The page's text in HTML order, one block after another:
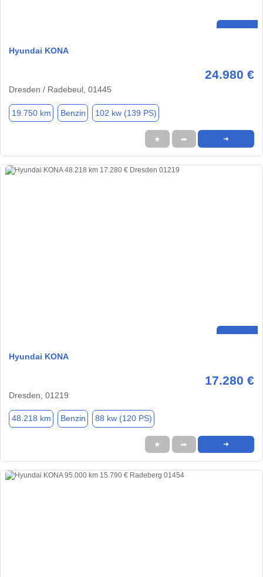
Hyundai KONA
24.980 €
Dresden / Radebeul, 01445
19.750 km Benzin 102 kw (139 PS)
★ ➦ ➜
Hyundai KONA
17.280 €
Dresden, 01219
48.218 km Benzin 88 kw (120 PS)
★ ➦ ➜